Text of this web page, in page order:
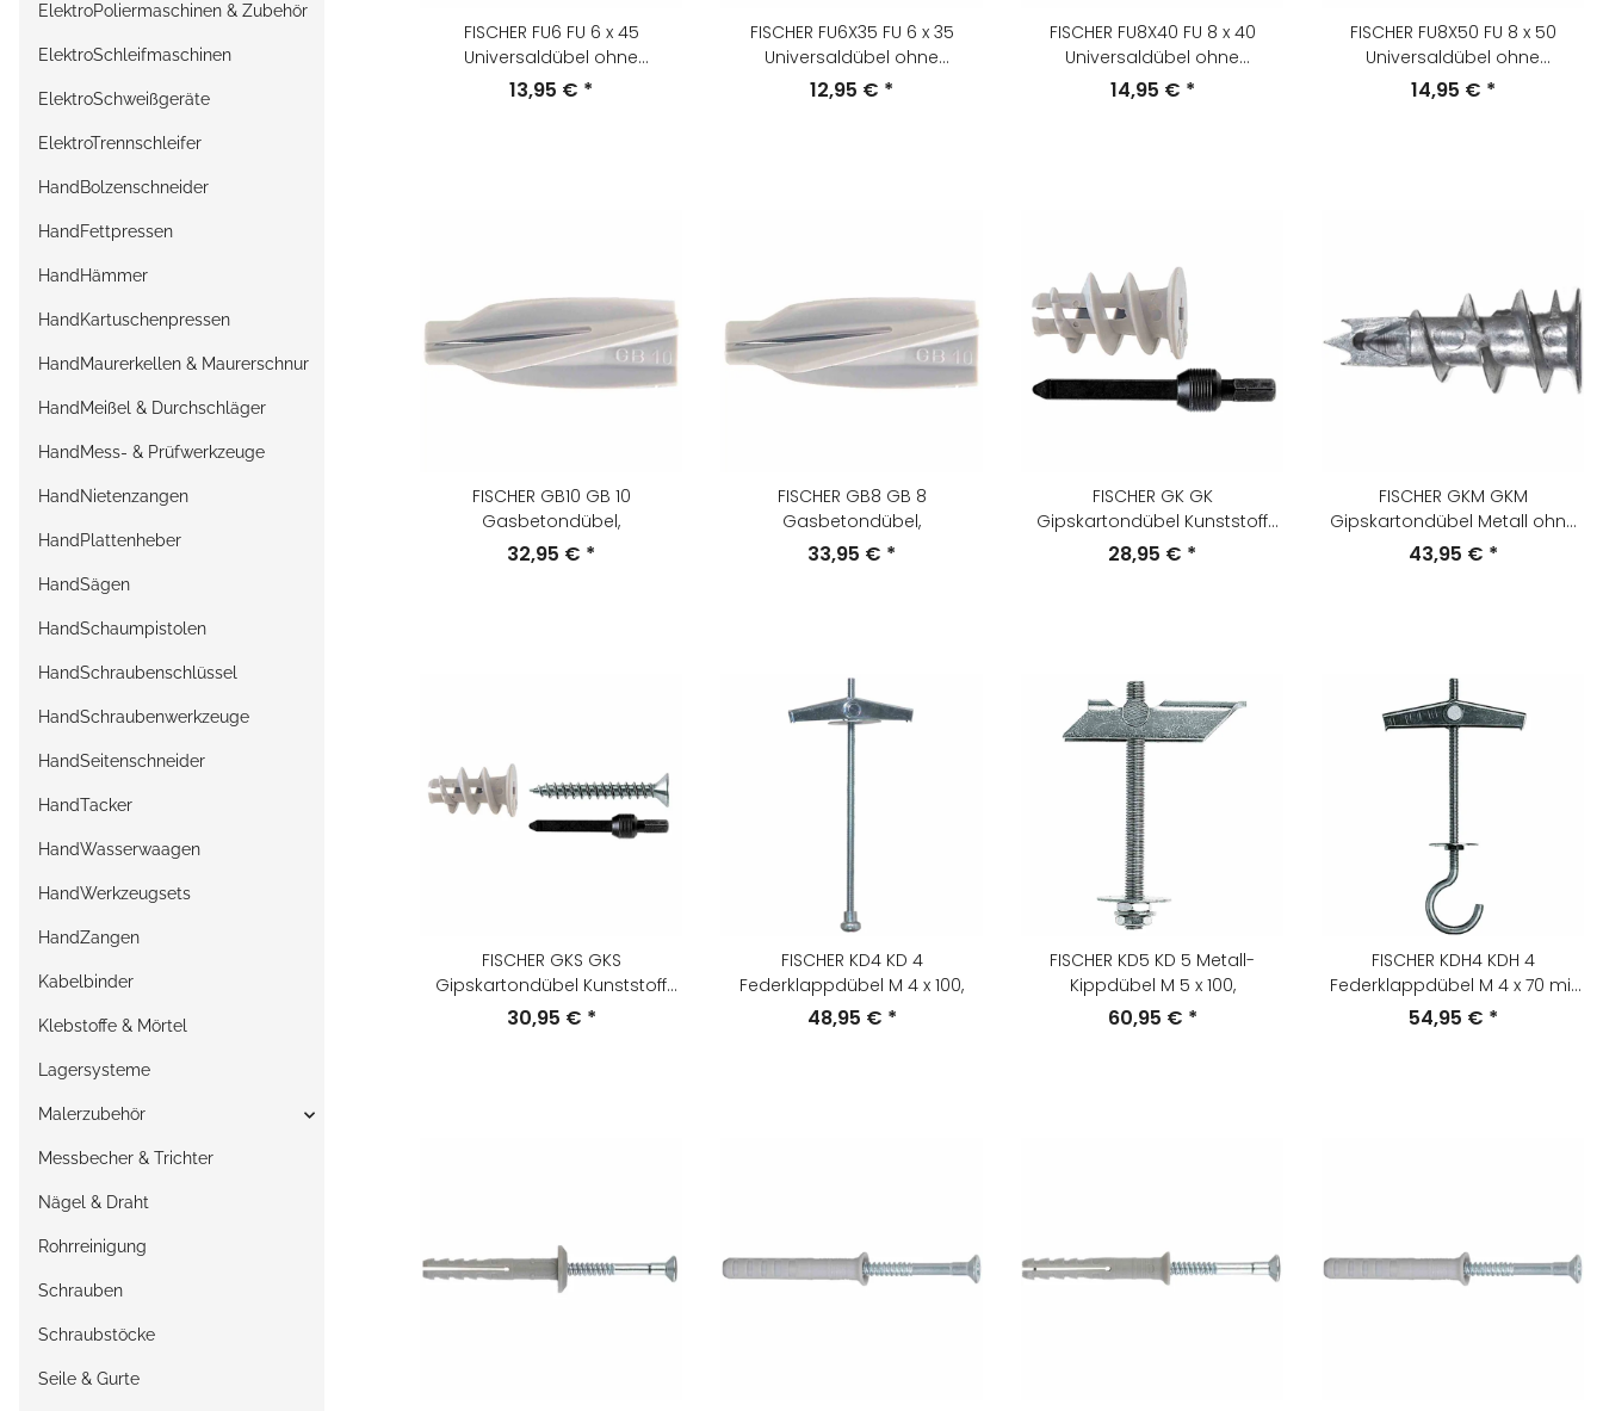
FISCHER FU6 FU 6 x 45
Universaldübel ohne
Schraube,
13,95 € *
FISCHER FU6X35 FU 6 x 35
Universaldübel ohne
Schraube,
12,95 € *
FISCHER FU8X40 FU 8 x 40
Universaldübel ohne
Schraube,
14,95 € *
FISCHER FU8X50 FU 8 x 50
Universaldübel ohne
Schraube,
14,95 € *
FISCHER GB10 GB 10
Gasbetondübel,
32,95 € *
FISCHER GB8 GB 8
Gasbetondübel,
33,95 € *
FISCHER GK GK
Gipskartondübel Kunststoff
ohne Schraube,
28,95 € *
FISCHER GKM GKM
Gipskartondübel Metall ohne
Schraube,
43,95 € *
FISCHER GKS GKS
Gipskartondübel Kunststoff
mit Spanplattenschraube 4,5 x
30,95 € *
FISCHER KD4 KD 4
Federklappdübel M 4 x 100,
48,95 € *
FISCHER KD5 KD 5 Metall-
Kippdübel M 5 x 100,
60,95 € *
FISCHER KDH4 KDH 4
Federklappdübel M 4 x 70 mit
Haken,
54,95 € *
ElektroPoliermaschinen & Zubehör
ElektroSchleifmaschinen
ElektroSchweißgeräte
ElektroTrennschleifer
HandBolzenschneider
HandFettpressen
HandHämmer
HandKartuschenpressen
HandMaurerkellen & Maurerschnur
HandMeißel & Durchschläger
HandMess- & Prüfwerkzeuge
HandNietenzangen
HandPlattenheber
HandSägen
HandSchaumpistolen
HandSchraubenschlüssel
HandSchraubenwerkzeuge
HandSeitenschneider
HandTacker
HandWasserwaagen
HandWerkzeugsets
HandZangen
Kabelbinder
Klebstoffe & Mörtel
Lagersysteme
Malerzubehör
Messbecher & Trichter
Nägel & Draht
Rohrreinigung
Schrauben
Schraubstöcke
Seile & Gurte